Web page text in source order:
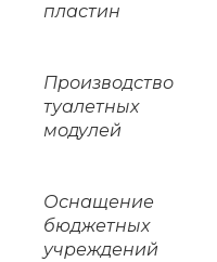
пластин
Производство
туалетных
модулей
Оснащение
бюджетных
учреждений